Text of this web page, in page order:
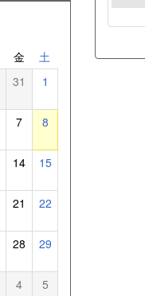
金 土
31 1
7 8
14 15
21 22
28 29
4 5